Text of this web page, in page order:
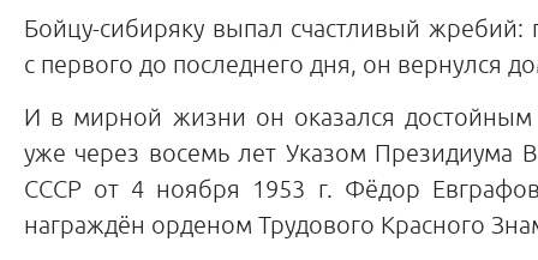
Бойцу-сибиряку выпал счастливый
с первого до последнего дня, он вернулся
И в мирной жизни он оказался достойным
уже через восемь лет Указом Президиума
СССР от 4 ноября 1953 г. Фёдор
награждён орденом Трудового Красного